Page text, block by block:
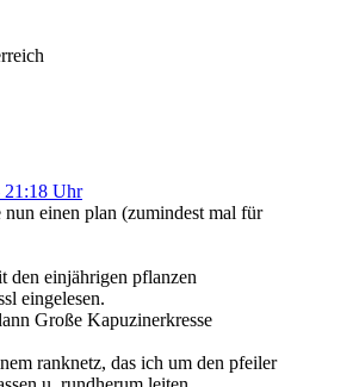
21:18 Uhr
nun einen plan (zumindest mal für
den einjährigen pflanzen
eingelesen.
Große Kapuzinerkresse
ranknetz, das ich um den pfeiler